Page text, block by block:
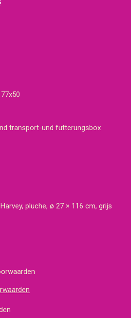
Huidige
transport-und futterungsbox
pluche, ø 27 × 116 cm, grijs